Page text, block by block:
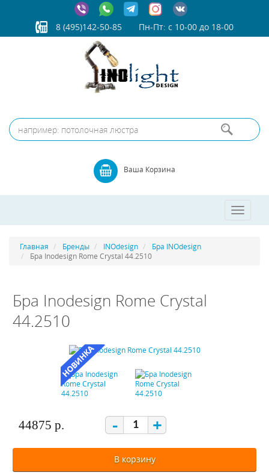
8 (495)142-50-85 Пн-Пт: с 10-00 до 18-00
Ваша Корзина
Toggle
Главная Бренды INOdesign
Бра INOdesign
Бра Inodesign Rome Crystal 44.2510
Бра Inodesign Rome Crystal
44.2510
44875 р. - +
В корзину